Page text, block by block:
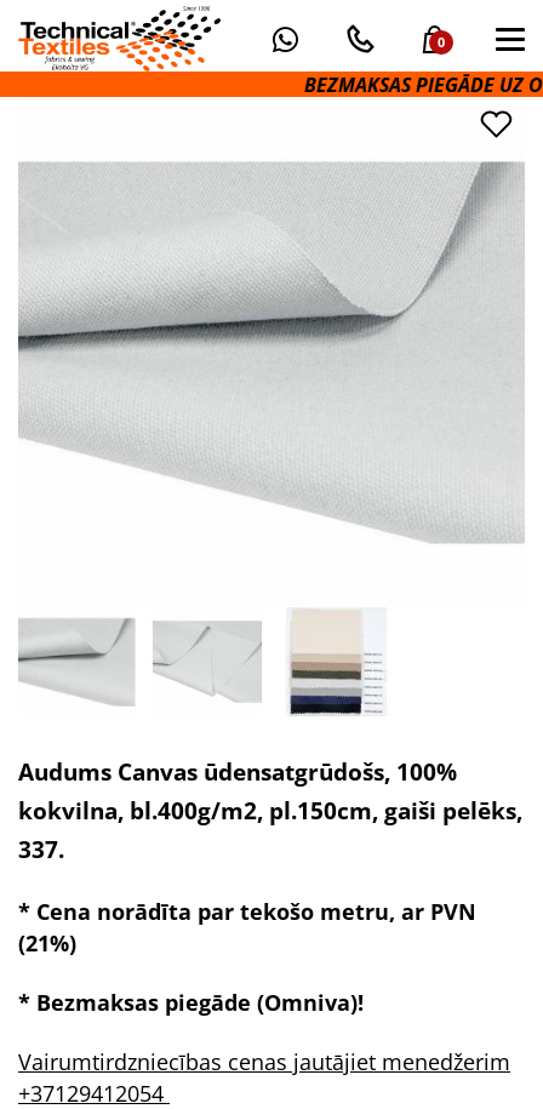
0
BEZMAKSAS PIEGĀDE UZ
Audums Canvas ūdensatgrūdošs, 100%
kokvilna, bl.400g/m2, pl.150cm, gaiši pelēks,
337.
* Cena norādīta par tekošo metru, ar PVN
(21%)
* Bezmaksas piegāde (Omniva)!
Vairumtirdzniecības cenas jautājiet menedžerim
+37129412054